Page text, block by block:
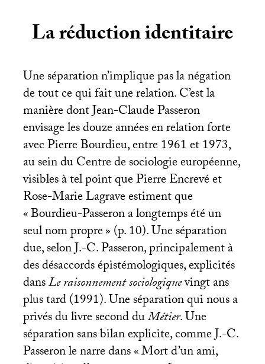
La réduction identitaire
Une séparation n’implique pas la négation
de tout ce qui fait une relation. C’est la
manière dont Jean-Claude Passeron
envisage les douze années en relation forte
avec Pierre Bourdieu, entre 1961 et 1973,
au sein du Centre de sociologie européenne,
visibles à tel point que Pierre Encrevé et
Rose-Marie Lagrave estiment que
«Bourdieu-Passeron a longtemps été un
seul nom propre» (p. 10). Une séparation
due, selon J.-C. Passeron, principalement à
des désaccords épistémologiques, explicités
dansLe raisonnement sociologiquevingt ans
plus tard (1991). Une séparation qui nous a
privés du livre second duMétier. Une
séparation sans bilan explicite, comme J.-C.
Passeron le narre dans «Mort d’un ami,